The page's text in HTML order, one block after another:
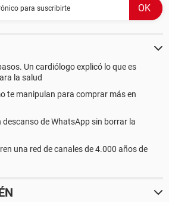
Un cardiólogo explicó lo que es
la salud
te manipulan para comprar más en
de WhatsApp sin borrar la
una red de canales de 4.000 años de